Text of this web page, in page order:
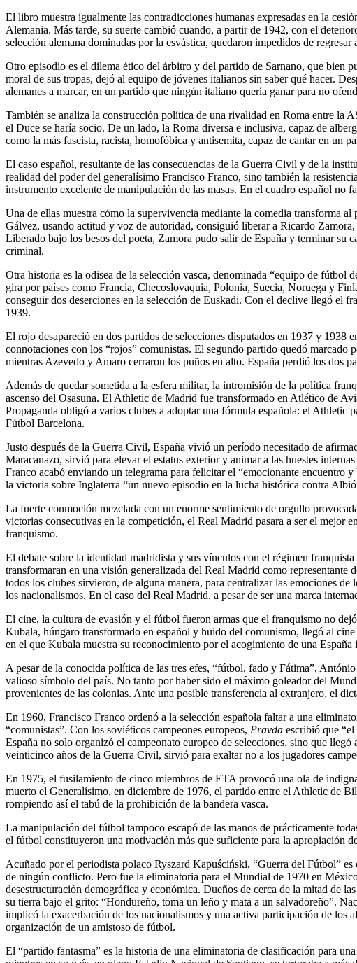
El libro muestra igualmente las contradicciones humanas expresadas en la
Alemania. Más tarde, su suerte cambió cuando, a partir de 1942, con el
selección alemana dominadas por la esvástica, quedaron impedidos de regresar
Otro episodio es el dilema ético del árbitro y del partido de Sarnano, que bien
moral de sus tropas, dejó al equipo de jóvenes italianos sin saber qué hacer.
alemanes a marcar, en un partido que ningún italiano quería ganar para no
También se analiza la construcción política de una rivalidad en Roma entre la
el Duce se haría socio. De un lado, la Roma diversa e inclusiva, capaz de
como la más fascista, racista, homofóbica y antisemita, capaz de cantar en un
El caso español, resultante de las consecuencias de la Guerra Civil y de la
realidad del poder del generalísimo Francisco Franco, sino también la
instrumento excelente de manipulación de las masas. En el cuadro español no
Una de ellas muestra cómo la supervivencia mediante la comedia transforma
Gálvez, usando actitud y voz de autoridad, consiguió liberar a Ricardo
Liberado bajo los besos del poeta, Zamora pudo salir de España y terminar
criminal.
Otra historia es la odisea de la selección vasca, denominada “equipo de fútbol
gira por países como Francia, Checoslovaquia, Polonia, Suecia, Noruega y
conseguir dos deserciones en la selección de Euskadi. Con el declive llegó el
1939.
El rojo desapareció en dos partidos de selecciones disputados en 1937 y
connotaciones con los “rojos” comunistas. El segundo partido quedó marcado
mientras Azevedo y Amaro cerraron los puños en alto. España perdió los dos
Además de quedar sometida a la esfera militar, la intromisión de la política
ascenso del Osasuna. El Athletic de Madrid fue transformado en Atlético de
Propaganda obligó a varios clubes a adoptar una fórmula española: el
Fútbol Barcelona.
Justo después de la Guerra Civil, España vivió un período necesitado de
Maracanazo, sirvió para elevar el estatus exterior y animar a las huestes
Franco acabó enviando un telegrama para felicitar el “emocionante
la victoria sobre Inglaterra “un nuevo episodio en la lucha histórica contra
La fuerte conmoción mezclada con un enorme sentimiento de orgullo
victorias consecutivas en la competición, el Real Madrid pasara a ser el mejor
franquismo.
El debate sobre la identidad madridista y sus vínculos con el régimen
transformaran en una visión generalizada del Real Madrid como
todos los clubes sirvieron, de alguna manera, para centralizar las emociones
los nacionalismos. En el caso del Real Madrid, a pesar de ser una marca
El cine, la cultura de evasión y el fútbol fueron armas que el franquismo no
Kubala, húngaro transformado en español y huido del comunismo, llegó al cine
en el que Kubala muestra su reconocimiento por el acogimiento de una España
A pesar de la conocida política de las tres efes, “fútbol, fado y Fátima”,
valioso símbolo del país. No tanto por haber sido el máximo goleador del
provenientes de las colonias. Ante una posible transferencia al extranjero, el
En 1960, Francisco Franco ordenó a la selección española faltar a una
“comunistas”. Con los soviéticos campeones europeos, Pravda escribió que
España no solo organizó el campeonato europeo de selecciones, sino que
veinticinco años de la Guerra Civil, sirvió para exaltar no a los jugadores
En 1975, el fusilamiento de cinco miembros de ETA provocó una ola de
muerto el Generalísimo, en diciembre de 1976, el partido entre el Athletic de
rompiendo así el tabú de la prohibición de la bandera vasca.
La manipulación del fútbol tampoco escapó de las manos de prácticamente
el fútbol constituyeron una motivación más que suficiente para la apropiación
Acuñado por el periodista polaco Ryszard Kapuściński, “Guerra del Fútbol”
de ningún conflicto. Pero fue la eliminatoria para el Mundial de 1970 en
desestructuración demográfica y económica. Dueños de cerca de la mitad de
su tierra bajo el grito: “Hondureño, toma un leño y mata a un salvadoreño”.
implicó la exacerbación de los nacionalismos y una activa participación de los
organización de un amistoso de fútbol.
El “partido fantasma” es la historia de una eliminatoria de clasificación para